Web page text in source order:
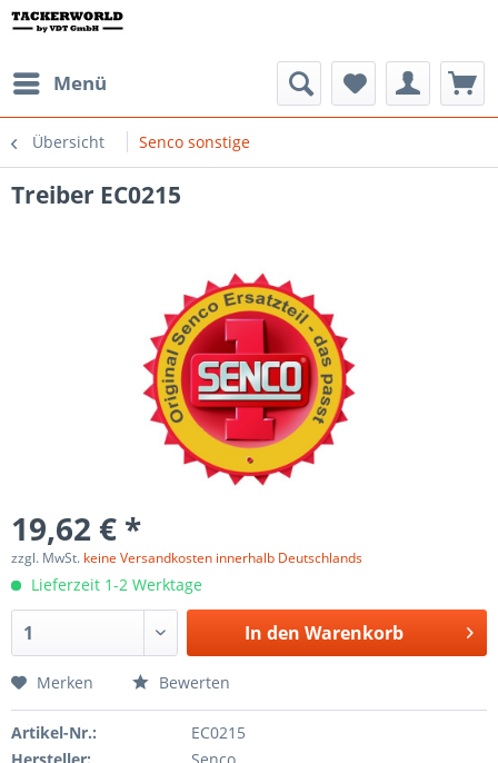
Menü
Übersicht Senco sonstige
Treiber EC0215
19,62 € *
zzgl. MwSt. keine Versandkosten innerhalb Deutschlands
Lieferzeit 1-2 Werktage
In den Warenkorb
Merken Bewerten
Artikel-Nr.:
EC0215